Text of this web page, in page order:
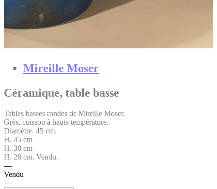
Mireille Moser
Céramique, table basse
Tables basses rondes de Mireille Moser.
Grès, cuisson à haute température.
Diamètre. 45 cm.
H. 45 cm
H. 38 cm
H. 28 cm. Vendu.
Vendu